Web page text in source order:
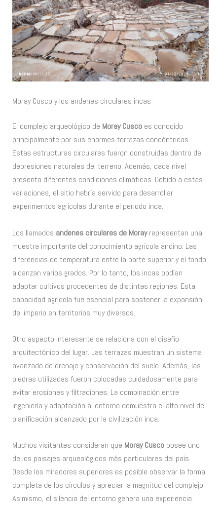
Moray Cusco y los andenes circulares incas
El complejo arqueológico de Moray Cusco es conocido
principalmente por sus enormes terrazas concéntricas.
Estas estructuras circulares fueron construidas dentro de
depresiones naturales del terreno. Además, cada nivel
presenta diferentes condiciones climáticas. Debido a estas
variaciones, el sitio habría servido para desarrollar
experimentos agrícolas durante el periodo inca.
Los llamados andenes circulares de Morayrepresentan una
muestra importante del conocimiento agrícola andino. Las
diferencias de temperatura entre la parte superior y el fondo
alcanzan varios grados. Por lo tanto, los incas podían
adaptar cultivos procedentes de distintas regiones. Esta
capacidad agrícola fue esencial para sostener la expansión
del imperio en territorios muy diversos.
Otro aspecto interesante se relaciona con el diseño
arquitectónico del lugar. Las terrazas muestran un sistema
avanzado de drenaje y conservación del suelo. Además, las
piedras utilizadas fueron colocadas cuidadosamente para
evitar erosiones y filtraciones. La combinación entre
ingeniería y adaptación al entorno demuestra el alto nivel de
planificación alcanzado por la civilización inca.
Muchos visitantes consideran que Moray Cusco posee uno
de los paisajes arqueológicos más particulares del país.
Desde los miradores superiores es posible observar la forma
completa de los círculos y apreciar la magnitud del complejo.
Asimismo, el silencio del entorno genera una experiencia